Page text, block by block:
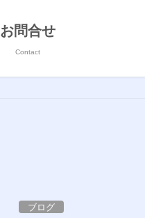
お問合せ
Contact
ブログ